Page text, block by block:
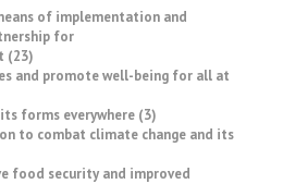
of implementation and
for
(23)
and promote well-being for all at
forms everywhere (3)
to combat climate change and its
food security and improved